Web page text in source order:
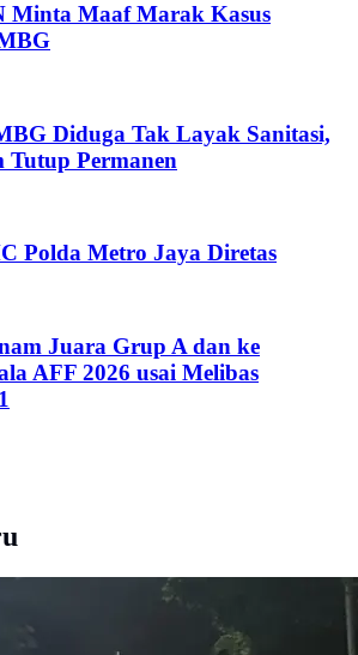
Minta Maaf Marak Kasus
Diduga Tak Layak Sanitasi,
Tutup Permanen
Polda Metro Jaya Diretas
Juara Grup A dan ke
AFF 2026 usai Melibas